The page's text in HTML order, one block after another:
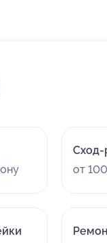
Сход-
от